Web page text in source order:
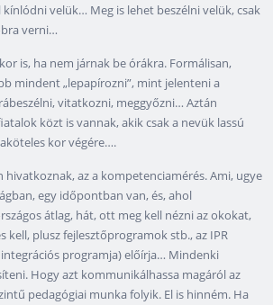
velük… Meg is lehet beszélni velük, csak
verni…
is, ha nem járnak be órákra. Formálisan,
mindent „lepapírozni”, mint jelenteni a
vitatkozni, meggyőzni… Aztán
közt is vannak, akik csak a nevük lassú
kor végére….
hivatkoznak, az a kompetenciamérés. Ami, ugye
egy időpontban van, és, ahol
átlag, hát, ott meg kell nézni az okokat,
kell, plusz fejlesztőprogramok stb., az IPR
programja) előírja… Mindenki
Hogy azt kommunikálhassa magáról az
pedagógiai munka folyik. El is hinném. Ha